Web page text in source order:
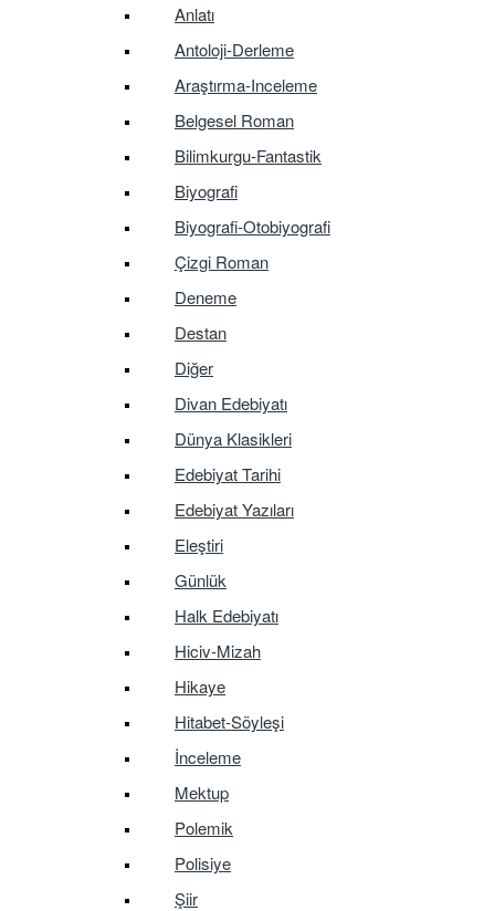
Anlatı
Antoloji-Derleme
Araştırma-Inceleme
Belgesel Roman
Bilimkurgu-Fantastik
Biyografi
Biyografi-Otobiyografi
Çizgi Roman
Deneme
Destan
Diğer
Divan Edebiyatı
Dünya Klasikleri
Edebiyat Tarihi
Edebiyat Yazıları
Eleştiri
Günlük
Halk Edebiyatı
Hiciv-Mizah
Hikaye
Hitabet-Söyleşi
İnceleme
Mektup
Polemik
Polisiye
Şiir